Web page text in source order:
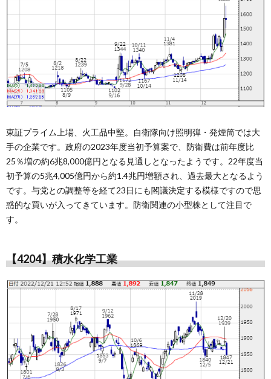
東証プライム上場、火工品中堅。自衛隊向け照明弾・発煙筒では大
手の企業です。政府の2023年度当初予算案で、防衛費は前年度比
25％増の約6兆8,000億円となる見通しとなったようです。22年度当
初予算の5兆4,005億円から約1.4兆円増額され、過去最大となるよう
です。与党との調整等を経て23日にも閣議決定する模様ですので思
惑的な買いが入ってきています。防衛関連の小型株として注目で
す。
【4204】積水化学工業